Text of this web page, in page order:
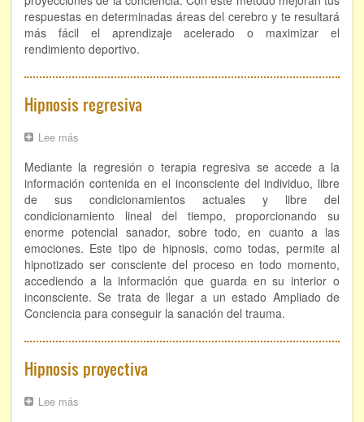
respuestas en determinadas áreas del cerebro y te resultará
más fácil el aprendizaje acelerado o maximizar el
rendimiento deportivo.
Hipnosis regresiva
Lee más
regresiva
Mediante la regresión o terapia regresiva se accede a la
información contenida en el inconsciente del individuo, libre
de sus condicionamientos actuales y libre del
condicionamiento lineal del tiempo, proporcionando su
enorme potencial sanador, sobre todo, en cuanto a las
emociones. Este tipo de hipnosis, como todas, permite al
hipnotizado ser consciente del proceso en todo momento,
accediendo a la información que guarda en su interior o
inconsciente. Se trata de llegar a un estado Ampliado de
Conciencia para conseguir la sanación del trauma.
Hipnosis proyectiva
Lee más